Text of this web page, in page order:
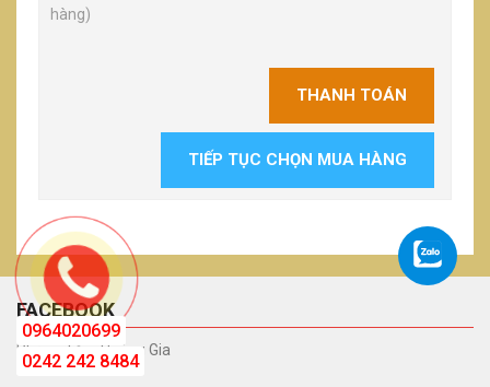
hàng)
THANH TOÁN
TIẾP TỤC CHỌN MUA HÀNG
FACEBOOK
Phòng Tắm Hoàng Gia
0964020699
0242 242 8484